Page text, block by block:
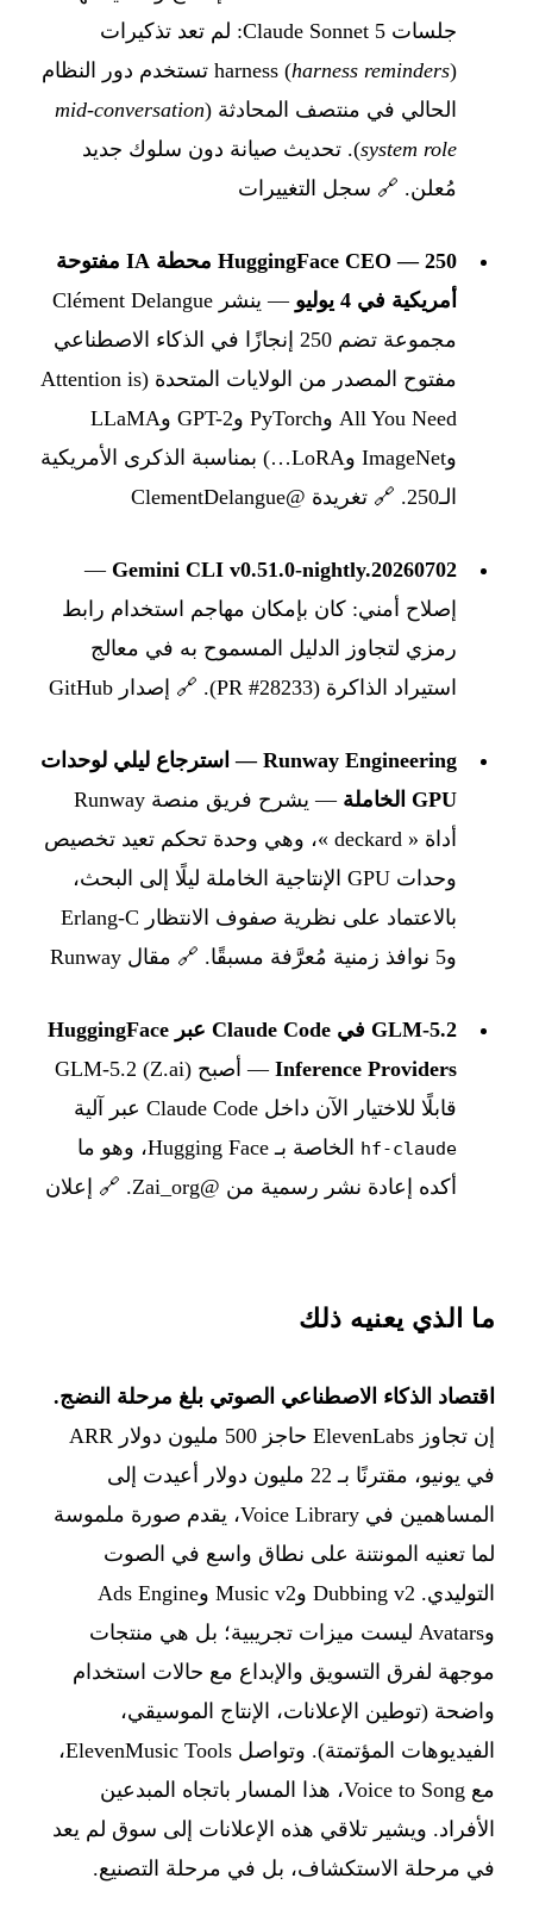
جلسات Claude Sonnet 5: لم تعد تذكيرات
harness (harness reminders
) تستخدم دور النظام
الحالي في منتصف المحادثة (mid-conversation
system role). تحديث صيانة دون سلوك جديد
مُعلن. 🔗 سجل التغييرات
HuggingFace CEO — 250 محطة IA مفتوحة
أمريكية في 4 يوليو
— ينشر Clément Delangue
مجموعة تضم 250 إنجازًا في الذكاء الاصطناعي
مفتوح المصدر من الولايات المتحدة (Attention is
All You Need وPyTorch وGPT-2 وLLaMA
وImageNet وLoRA…) بمناسبة الذكرى الأمريكية
الـ250.
🔗 تغريدة @ClementDelangue
Gemini CLI v0.51.0-nightly.20260702
—
إصلاح أمني: كان بإمكان مهاجم استخدام رابط
رمزي لتجاوز الدليل المسموح به في معالج
استيراد الذاكرة (PR #28233).
🔗 إصدار GitHub
Runway Engineering — استرجاع ليلي لوحدات
GPU الخاملة
— يشرح فريق منصة Runway
أداة « deckard »، وهي وحدة تحكم تعيد تخصيص
وحدات GPU الإنتاجية الخاملة ليلًا إلى البحث،
بالاعتماد على نظرية صفوف الانتظار Erlang-C
و5 نوافذ زمنية مُعرَّفة مسبقًا.
🔗 مقال Runway
GLM-5.2 في Claude Code عبر HuggingFace
Inference Providers
— أصبح GLM-5.2 (Z.ai)
قابلًا للاختيار الآن داخل Claude Code عبر آلية
hf-claude
الخاصة بـ Hugging Face، وهو ما
أكده إعادة نشر رسمية من @Zai_org.
🔗 إعلان
ما الذي يعنيه ذلك
اقتصاد الذكاء الاصطناعي الصوتي بلغ مرحلة النضج.
إن تجاوز ElevenLabs حاجز 500 مليون دولار ARR
في يونيو، مقترنًا بـ 22 مليون دولار أعيدت إلى
المساهمين في Voice Library، يقدم صورة ملموسة
لما تعنيه المونتنة على نطاق واسع في الصوت
التوليدي. Dubbing v2 وMusic v2 وAds Engine
وAvatars ليست ميزات تجريبية؛ بل هي منتجات
موجهة لفرق التسويق والإبداع مع حالات استخدام
واضحة (توطين الإعلانات، الإنتاج الموسيقي،
الفيديوهات المؤتمتة). وتواصل ElevenMusic Tools،
مع Voice to Song، هذا المسار باتجاه المبدعين
الأفراد. ويشير تلاقي هذه الإعلانات إلى سوق لم يعد
في مرحلة الاستكشاف، بل في مرحلة التصنيع.